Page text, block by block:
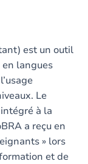
est un outil
langues
Le
à la
a reçu en
» lors
et de